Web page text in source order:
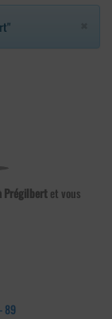
Prégilbertet vous
89